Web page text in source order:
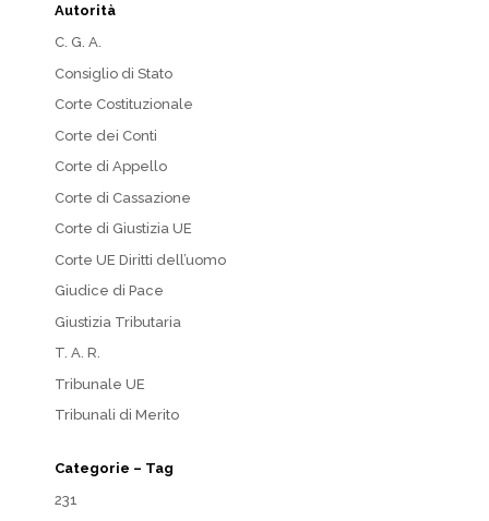
Autorità
C. G. A.
Consiglio di Stato
Corte Costituzionale
Corte dei Conti
Corte di Appello
Corte di Cassazione
Corte di Giustizia UE
Corte UE Diritti dell’uomo
Giudice di Pace
Giustizia Tributaria
T. A. R.
Tribunale UE
Tribunali di Merito
Categorie – Tag
231